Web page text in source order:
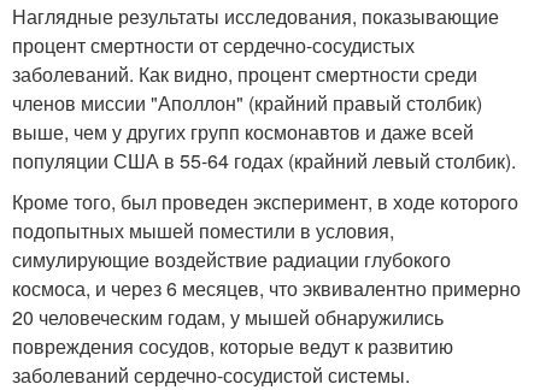
Наглядные результаты исследования, показывающие
процент смертности от сердечно-сосудистых
заболеваний. Как видно, процент смертности среди
членов миссии "Аполлон" (крайний правый столбик)
выше, чем у других групп космонавтов и даже всей
популяции США в 55-64 годах (крайний левый столбик).
Кроме того, был проведен эксперимент, в ходе которого
подопытных мышей поместили в условия,
симулирующие воздействие радиации глубокого
космоса, и через 6 месяцев, что эквивалентно примерно
20 человеческим годам, у мышей обнаружились
повреждения сосудов, которые ведут к развитию
заболеваний сердечно-сосудистой системы.